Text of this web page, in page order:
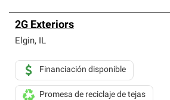
2G Exteriors
Elgin, IL
Financiación disponible
Promesa de reciclaje de tejas